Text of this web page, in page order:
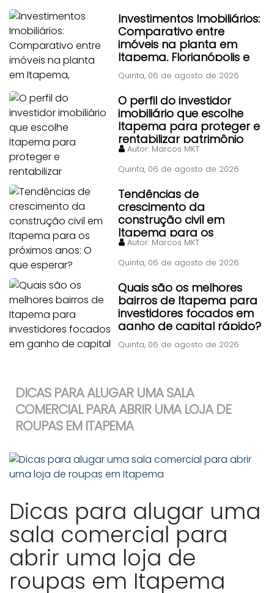
Investimentos Imobiliários:
Comparativo entre
imóveis na planta em
Itapema, Florianópolis e
Piçarras
Quinta, 06 de agosto de 2026
O perfil do investidor
imobiliário que escolhe
Itapema para proteger e
rentabilizar patrimônio
Autor: Marcos MKT
Quinta, 06 de agosto de 2026
Tendências de
crescimento da
construção civil em
Itapema para os
próximos anos: O que
esperar?
Autor: Marcos MKT
Quinta, 06 de agosto de 2026
Quais são os melhores
bairros de Itapema para
investidores focados em
ganho de capital rápido?
Quinta, 06 de agosto de 2026
DICAS PARA ALUGAR UMA SALA
COMERCIAL PARA ABRIR UMA LOJA DE
ROUPAS EM ITAPEMA
Dicas para alugar uma
sala comercial para
abrir uma loja de
roupas em Itapema